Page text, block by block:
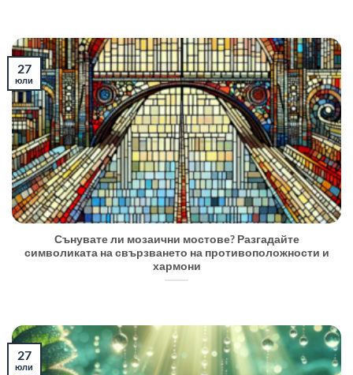
Сънувате ли мозаични мостове? Разгадайте
символиката на свързването на противоположности и
хармони
27
юли
27
юли